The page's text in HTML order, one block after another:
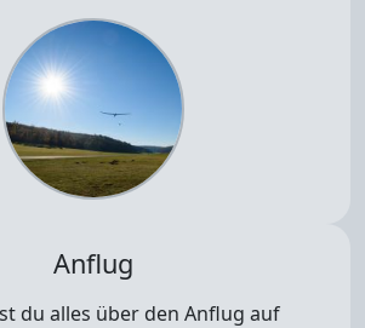
Anflug
du alles über den Anflug auf